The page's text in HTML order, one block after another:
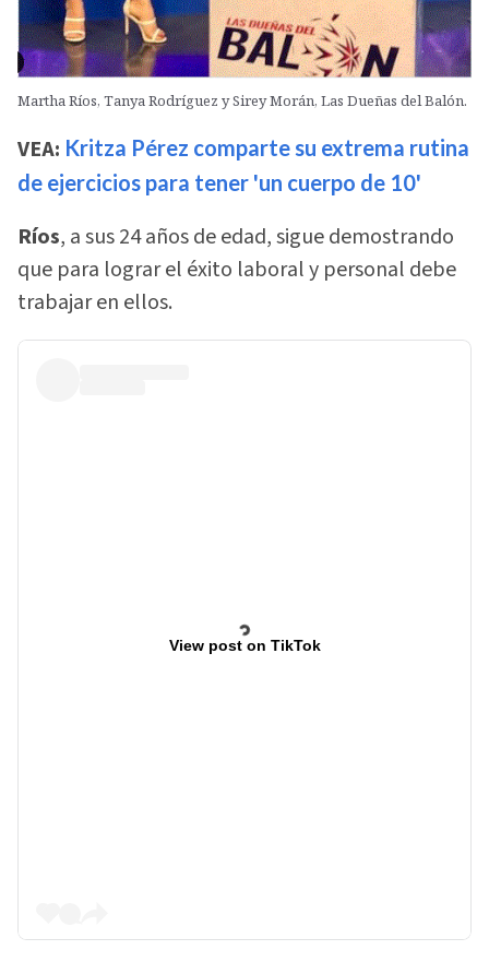
Martha Ríos, Tanya Rodríguez y Sirey Morán, Las Dueñas del Balón.
VEA: Kritza Pérez comparte su extrema rutina
de ejercicios para tener 'un cuerpo de 10'
Ríos, a sus 24 años de edad, sigue demostrando
que para lograr el éxito laboral y personal debe
trabajar en ellos.
View post on TikTok